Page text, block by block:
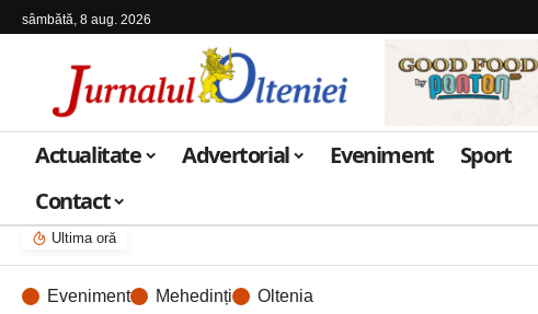
sâmbătă, 8 aug. 2026
Actualitate Advertorial Eveniment Sport
Contact
Ultima oră
Eveniment Mehedinți Oltenia